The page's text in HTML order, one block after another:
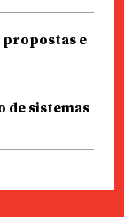
propostas e
de sistemas